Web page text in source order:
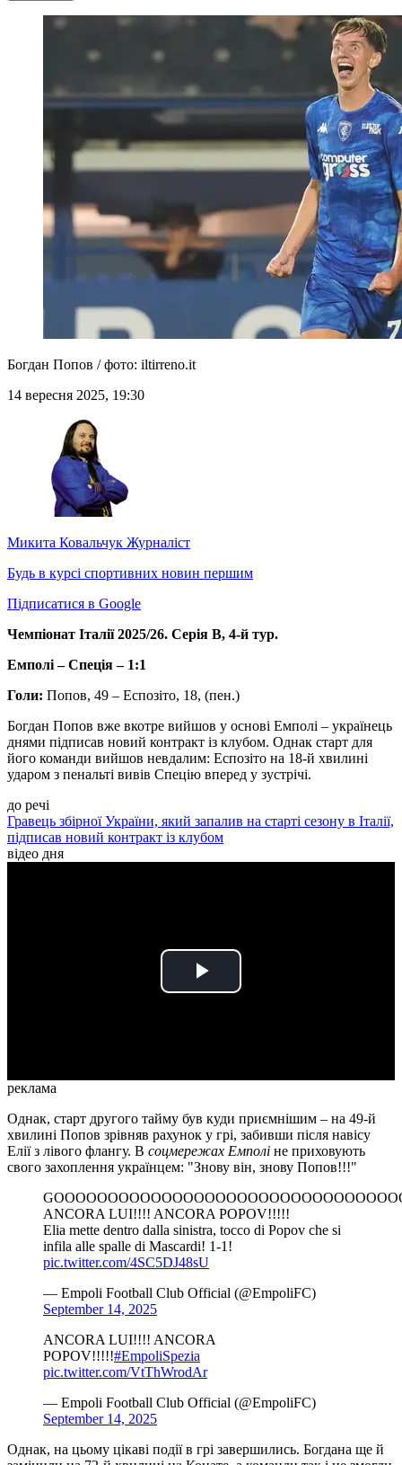
Богдан Попов / фото: iltirreno.it
14 вересня 2025, 19:30
Микита Ковальчук Журналіст
Будь в курсі спортивних новин першим
Підписатися в Google
Чемпіонат Італії 2025/26. Серія B, 4-й тур.
Емполі – Спеція – 1:1
Голи: Попов, 49 – Еспозіто, 18, (пен.)
Богдан Попов вже вкотре вийшов у основі Емполі – українець
днями підписав новий контракт із клубом. Однак старт для
його команди вийшов невдалим: Еспозіто на 18-й хвилині
ударом з пенальті вивів Спецію вперед у зустрічі.
до речі
Гравець збірної України, який запалив на старті сезону в Італії,
підписав новий контракт із клубом
відео дня
Play
реклама
Однак, старт другого тайму був куди приємнішим – на 49-й
хвилині Попов зрівняв рахунок у грі, забивши після навісу
Елії з лівого флангу. В соцмережах Емполі не приховують
свого захоплення українцем: "Знову він, знову Попов!!!"
ANCORA LUI!!!! ANCORA POPOV!!!!!
Elia mette dentro dalla sinistra, tocco di Popov che si
infila alle spalle di Mascardi! 1-1!
pic.twitter.com/4SC5DJ48sU
— Empoli Football Club Official (@EmpoliFC)
September 14, 2025
ANCORA LUI!!!! ANCORA
POPOV!!!!!#EmpoliSpezia
pic.twitter.com/VtThWrodAr
— Empoli Football Club Official (@EmpoliFC)
September 14, 2025
Однак, на цьому цікаві події в грі завершились. Богдана ще й